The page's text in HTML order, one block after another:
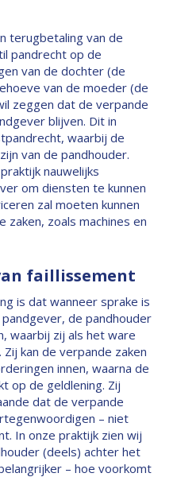
terugbetaling van de
pandrecht op de
van de dochter (de
van de moeder (de
zeggen dat de verpande
blijven. Dit in
waarbij de
van de pandhouder.
nauwelijks
om diensten te kunnen
zal moeten kunnen
zaken, zoals machines en
faillissement
is dat wanneer sprake is
de pandhouder
waarbij zij als het ware
kan de verpande zaken
innen, waarna de
op de geldlening. Zij
dat de verpande
– niet
In onze praktijk zien wij
(deels) achter het
– hoe voorkomt